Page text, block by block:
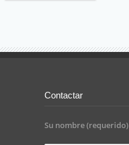
Contactar
Su nombre (requerido)